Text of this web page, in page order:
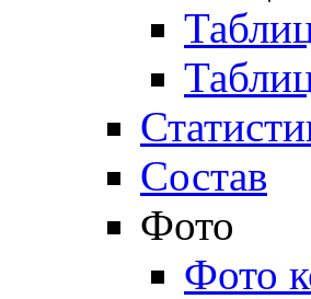
Состав
Фото
Фото